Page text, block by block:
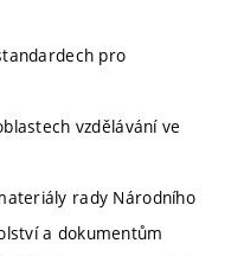
pro
vzdělávání ve
rady Národního
a dokumentům